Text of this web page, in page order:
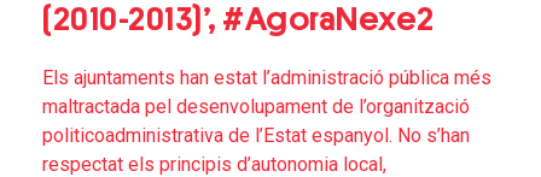
(2010-2013)’, #AgoraNexe2
Els ajuntaments han estat l’administració pública més
maltractada pel desenvolupament de l’organització
politicoadministrativa de l’Estat espanyol. No s’han
respectat els principis d’autonomia local,